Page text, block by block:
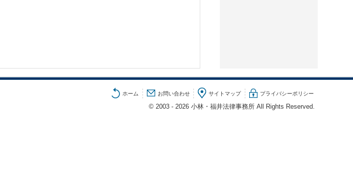
ホーム お問い合わせ サイトマップ プライバシーポリシー
© 2003 - 2026 小林・福井法律事務所 All Rights Reserved.